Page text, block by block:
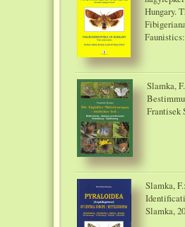
Hungary.
Slamka,
Frantisek
Slamka,
Slamka,